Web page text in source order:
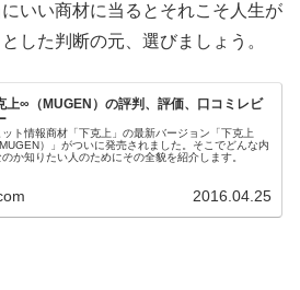
いい商材に当るとそれこそ人生が
した判断の元、選びましょう。
上∞（MUGEN）の評判、評価、口コミレビ
ット情報商材「下克上」の最新バージョン「下克上
）」がついに発売されました。そこでどんな内
か知りたい人のためにその全貌を紹介します。
2016.04.25